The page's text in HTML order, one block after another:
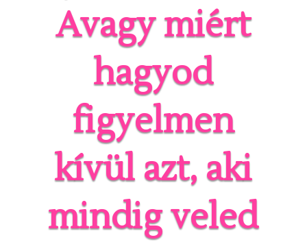
Avagy miért
hagyod
figyelmen
kívül azt, aki
mindig veled